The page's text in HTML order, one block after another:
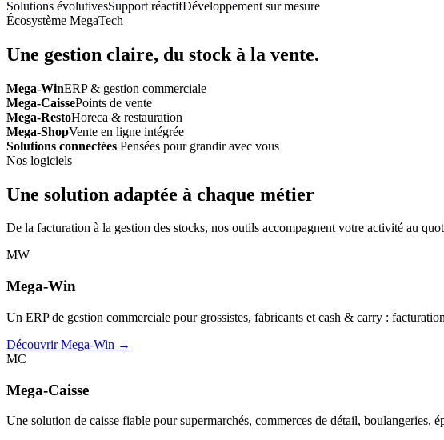
Solutions évolutivesSupport réactifDéveloppement sur mesure
Écosystème MegaTech
Une gestion claire, du stock à la vente.
Mega-WinERP & gestion commerciale
Mega-CaissePoints de vente
Mega-RestoHoreca & restauration
Mega-ShopVente en ligne intégrée
Solutions connectées Pensées pour grandir avec vous
Nos logiciels
Une solution adaptée à chaque métier
De la facturation à la gestion des stocks, nos outils accompagnent votre activité au
MW
Mega-Win
Un ERP de gestion commerciale pour grossistes, fabricants et cash & carry :
Découvrir Mega-Win →
MC
Mega-Caisse
Une solution de caisse fiable pour supermarchés, commerces de détail, boulangeries,